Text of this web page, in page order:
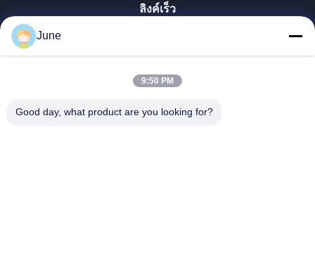
ลิงค์เร็ว
สินค้า
เกี่ยวกับเรา
June
9:50 PM
Good day, what product are you looking for?